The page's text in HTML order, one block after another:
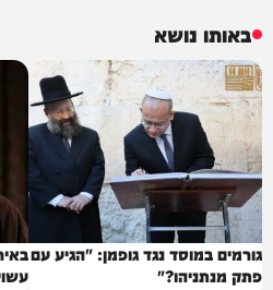
באותו נושא
גורמים במוסד נגד גופמן: "הגיע עם
פתק מנתניהו?"